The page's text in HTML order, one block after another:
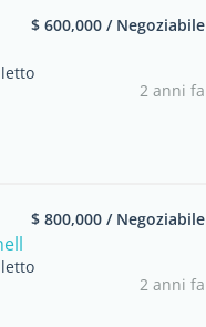
$ 600,000 / Negoziabile
2 anni fa
$ 800,000 / Negoziabile
2 anni fa